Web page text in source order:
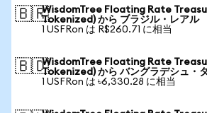
🇧🇷WisdomTree Floating Rate
Tokenized) から ブラジル・レアル
1 USFRon は R$260.71 に相当
🇧🇩WisdomTree Floating Rate
Tokenized) から バングラデシュ・
1 USFRon は ৳6,330.28 に相当